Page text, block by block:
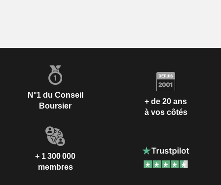
N°1 du Conseil
Boursier
+ de 20 ans
à vos côtés
+ 1 300 000
membres